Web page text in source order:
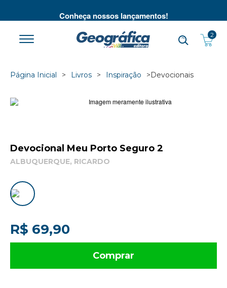
Conheça nossos lançamentos!
2
Página Inicial Livros Inspiração Devocionais
Devocional Meu Porto Seguro 2
ALBUQUERQUE, RICARDO
R$ 69,90
Comprar